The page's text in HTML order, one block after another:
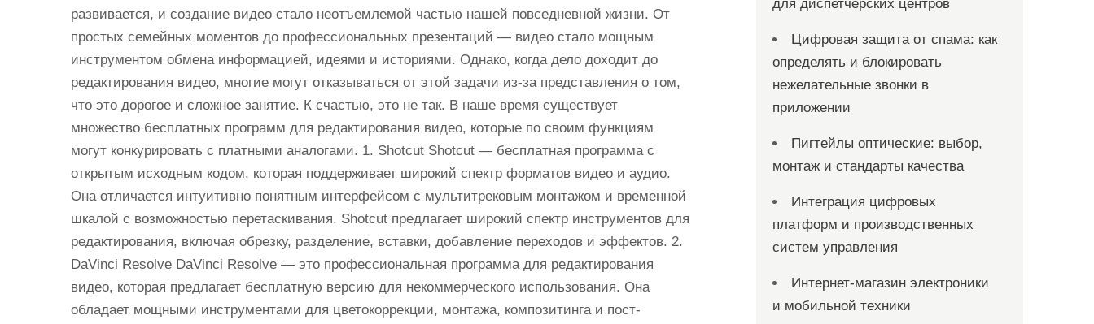
развивается, и создание видео стало неотъемлемой частью нашей повседневной жизни. От
простых семейных моментов до профессиональных презентаций — видео стало мощным
инструментом обмена информацией, идеями и историями. Однако, когда дело доходит до
редактирования видео, многие могут отказываться от этой задачи из-за представления о том,
что это дорогое и сложное занятие. К счастью, это не так. В наше время существует
множество бесплатных программ для редактирования видео, которые по своим функциям
могут конкурировать с платными аналогами. 1. Shotcut Shotcut — бесплатная программа с
открытым исходным кодом, которая поддерживает широкий спектр форматов видео и аудио.
Она отличается интуитивно понятным интерфейсом с мультитрековым монтажом и временной
шкалой с возможностью перетаскивания. Shotcut предлагает широкий спектр инструментов для
редактирования, включая обрезку, разделение, вставки, добавление переходов и эффектов. 2.
DaVinci Resolve DaVinci Resolve — это профессиональная программа для редактирования
видео, которая предлагает бесплатную версию для некоммерческого использования. Она
обладает мощными инструментами для цветокоррекции, монтажа, композитинга и пост-
для диспетчерских центров
Цифровая защита от спама: как
определять и блокировать
нежелательные звонки в
приложении
Пигтейлы оптические: выбор,
монтаж и стандарты качества
Интеграция цифровых
платформ и производственных
систем управления
Интернет-магазин электроники
и мобильной техники